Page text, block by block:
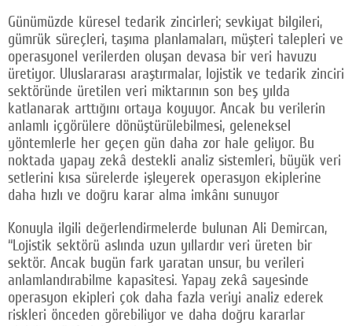
Günümüzde küresel tedarik zincirleri; sevkiyat bilgileri,
gümrük süreçleri, taşıma planlamaları, müşteri talepleri ve
operasyonel verilerden oluşan devasa bir veri havuzu
üretiyor. Uluslararası araştırmalar, lojistik ve tedarik zinciri
sektöründe üretilen veri miktarının son beş yılda
katlanarak arttığını ortaya koyuyor. Ancak bu verilerin
anlamlı içgörülere dönüştürülebilmesi, geleneksel
yöntemlerle her geçen gün daha zor hale geliyor. Bu
noktada yapay zekâ destekli analiz sistemleri, büyük veri
setlerini kısa sürelerde işleyerek operasyon ekiplerine
daha hızlı ve doğru karar alma imkânı sunuyor
Konuyla ilgili değerlendirmelerde bulunan Ali Demircan,
“Lojistik sektörü aslında uzun yıllardır veri üreten bir
sektör. Ancak bugün fark yaratan unsur, bu verileri
anlamlandırabilme kapasitesi. Yapay zekâ sayesinde
operasyon ekipleri çok daha fazla veriyi analiz ederek
riskleri önceden görebiliyor ve daha doğru kararlar